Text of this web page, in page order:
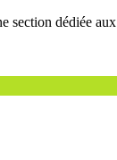
section dédiée aux